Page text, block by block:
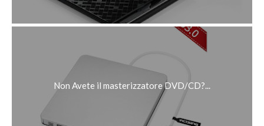
Non Avete il masterizzatore DVD/CD?...